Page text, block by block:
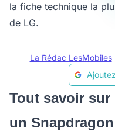
la fiche technique la
de LG.
La Rédac LesMobiles
Tout savoir sur
un